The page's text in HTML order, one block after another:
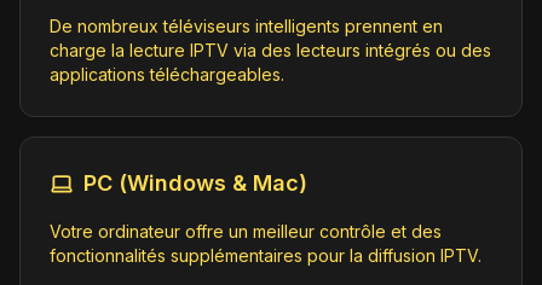
De nombreux téléviseurs intelligents prennent en
charge la lecture IPTV via des lecteurs intégrés ou des
applications téléchargeables.
PC (Windows & Mac)
Votre ordinateur offre un meilleur contrôle et des
fonctionnalités supplémentaires pour la diffusion IPTV.